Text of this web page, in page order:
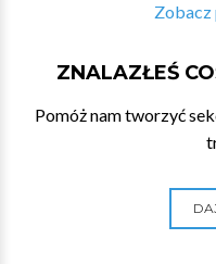
Zobacz
ZNALAZŁEŚ
Pomóż nam tworzyć